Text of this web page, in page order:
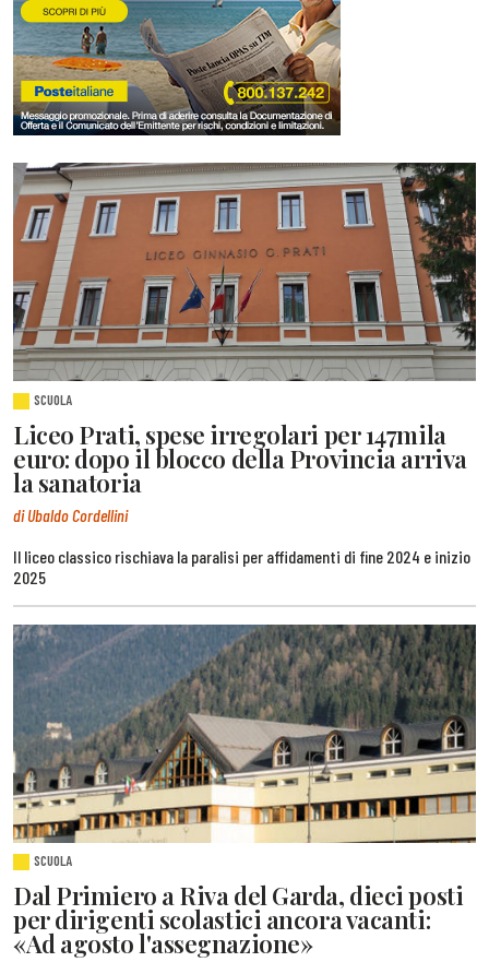
SCUOLA
Liceo Prati, spese irregolari per 147mila
euro: dopo il blocco della Provincia arriva
la sanatoria
di Ubaldo Cordellini
Il liceo classico rischiava la paralisi per affidamenti di fine 2024 e inizio
2025
SCUOLA
Dal Primiero a Riva del Garda, dieci posti
per dirigenti scolastici ancora vacanti:
«Ad agosto l'assegnazione»